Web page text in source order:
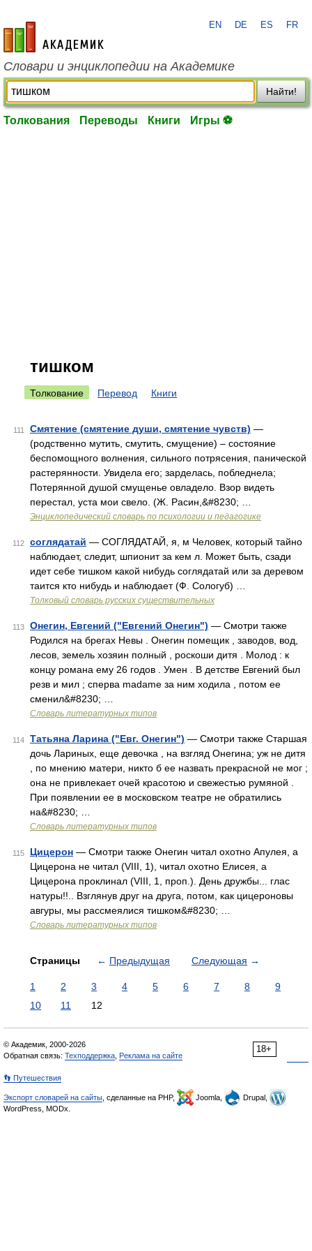
academic.ru
EN DE ES FR
Словари и энциклопедии на Академике
Найти!
Толкования Переводы Книги Игры ⚽
тишком
Толкование Перевод Книги
111 Смятение (смятение души, смятение чувств) —
(родственно мутить, смутить, смущение) – состояние
беспомощного волнения, сильного потрясения, панической
растерянности. Увидела его; зарделась, побледнела;
Потерянной душой смущенье овладело. Взор видеть
перестал, уста мои свело. (Ж. Расин,&#8230; …
Энциклопедический словарь по психологии и педагогике
112 соглядатай — СОГЛЯДАТАЙ, я, м Человек, который тайно
наблюдает, следит, шпионит за кем л. Может быть, сзади
идет себе тишком какой нибудь соглядатай или за деревом
таится кто нибудь и наблюдает (Ф. Сологуб) …
Толковый словарь русских существительных
113 Онегин, Евгений ("Евгений Онегин") — Смотри также
Родился на брегах Невы . Онегин помещик , заводов, вод,
лесов, земель хозяин полный , роскоши дитя . Молод : к
концу романа ему 26 годов . Умен . В детстве Евгений был
резв и мил ; сперва madame за ним ходила , потом ее
сменил&#8230; …
Словарь литературных типов
114 Татьяна Ларина ("Евг. Онегин") — Смотри также Старшая
дочь Лариных, еще девочка , на взгляд Онегина; уж не дитя
, по мнению матери, никто б ее назвать прекрасной не мог ;
она не привлекает очей красотою и свежестью румяной .
При появлении ее в московском театре не обратились
на&#8230; …
Словарь литературных типов
115 Цицерон — Смотри также Онегин читал охотно Апулея, а
Цицерона не читал (VIII, 1), читал охотно Елисея, а
Цицерона проклинал (VIII, 1, проп.). День дружбы... глас
натуры!!.. Взглянув друг на друга, потом, как цицероновы
авгуры, мы рассмеялися тишком&#8230; …
Словарь литературных типов
Страницы ← Предыдущая Следующая →
1 2 3 4 5 6 7 8
9
10
11 12
18+
© Академик, 2000-2026
Обратная связь: Техподдержка Реклама на сайте
👣 Путешествия
Экспорт словарей на сайты , сделанные на PHP, Joomla,
Drupal,
WordPress, MODx.